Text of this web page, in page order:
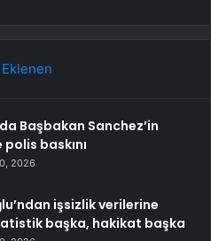
Başbakan Sanchez’in
baskını
2026
işsizlik verilerine
başka, hakikat başka